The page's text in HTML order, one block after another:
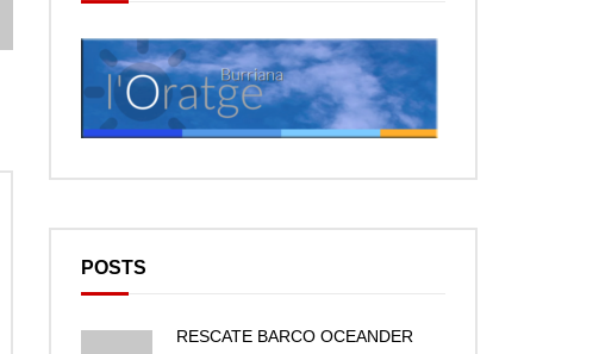
POSTS
RESCATE BARCO OCEANDER